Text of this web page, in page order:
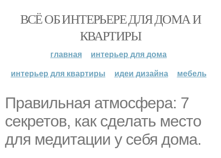
ВСЁ ОБ ИНТЕРЬЕРЕ ДЛЯ ДОМА И
КВАРТИРЫ
главная
интерьер для дома
интерьер для квартиры
идеи дизайна мебель
Правильная атмосфера: 7
секретов, как сделать место
для медитации у себя дома.